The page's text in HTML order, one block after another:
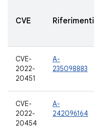
CVE Riferimenti
CVE-
2022-
20451
A-
235098883
CVE-
2022-
20454
A-
242096164